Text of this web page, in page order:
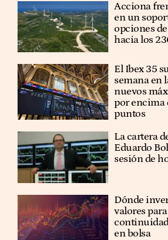
Acciona
en un
opciones
hacia los
El Ibex 35
semana en
nuevos
por encima
puntos
La cartera
Eduardo
sesión de
Dónde
valores
en bolsa